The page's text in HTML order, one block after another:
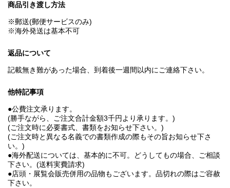
商品引き渡し方法
※郵送(郵便サービスのみ)
※海外発送は基本不可
返品について
記載無き難があった場合、到着後一週間以内にご連絡下さい。
他特記事項
●公費注文承ります。
(勝手ながら、ご注文合計金額3千円より承ります。)
(ご注文時に必要書式、書類をお知らせ下さい。)
(ご注文時と異なる名義での書類作成の際もその旨お知らせ下さ
い。)
●海外配送については、基本的に不可。どうしてもの場合、ご相談
下さい。(送料実費請求)
●店頭・展覧会販売併用の品物もございます。品切れの際はご容赦
下さい。